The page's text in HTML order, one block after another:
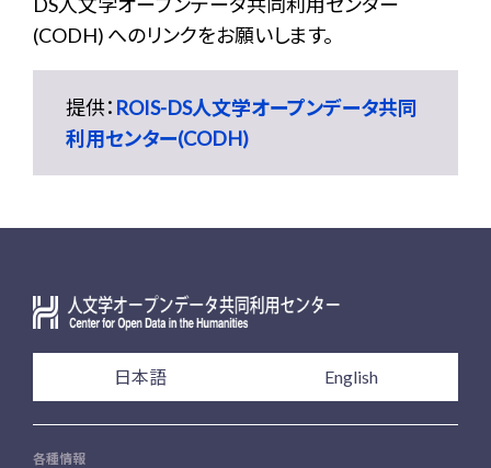
(CODH) へのリンクをお願いします。
提供： ROIS-DS人文学オープンデータ共同
利用センター(CODH)
日本語 English
各種情報